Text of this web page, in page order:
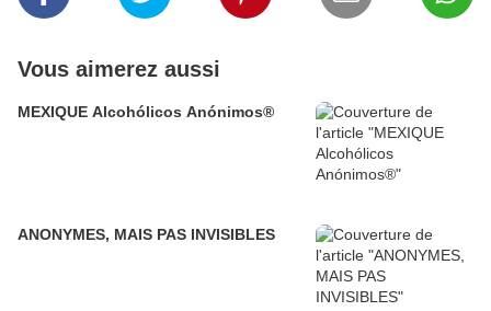
Vous aimerez aussi
MEXIQUE Alcohólicos Anónimos®
ANONYMES, MAIS PAS INVISIBLES